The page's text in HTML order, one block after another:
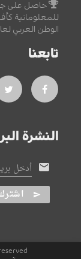
حاصل على
للمعلوماتية
الوطن العربي
تابعنا
النشرة
أدخل